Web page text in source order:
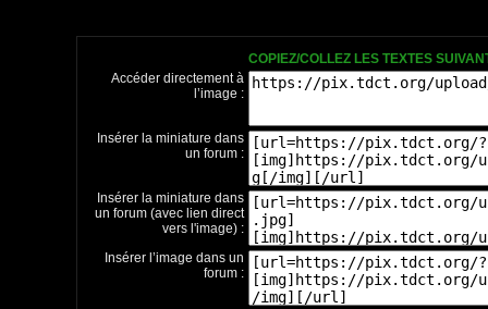
COPIEZ/COLLEZ LES TEXTES
Accéder directement à
l’image :
Insérer la miniature dans
un forum :
Insérer la miniature dans
un forum (avec lien direct
vers l'image) :
Insérer l’image dans un
forum :